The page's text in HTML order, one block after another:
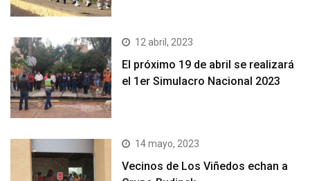
12 abril, 2023
El próximo 19 de abril se realizará
el 1er Simulacro Nacional 2023
14 mayo, 2023
Vecinos de Los Viñedos echan a